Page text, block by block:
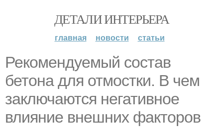
ДЕТАЛИ ИНТЕРЬЕРА
главная новости статьи
Рекомендуемый состав
бетона для отмостки. В чем
заключаются негативное
влияние внешних факторов